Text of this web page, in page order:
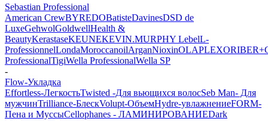
Sebastian Professional
American CrewBYREDOBatisteDavinesDSD de
LuxeGehwolGoldwellHealth &
BeautyKerastaseKEUNEKEVIN.MURPHY LebelL-
ProfessionnelLondaMoroccanoilArganNiохinOLAPLEXORIBE
ProfessionalTigiWella ProfessionalWella SP
-
Flow-Укладка
Effortless-ЛегкостьTwisted -Для вьющихся волосSeb Man- Для
мужчинTrilliance-БлескVolupt-ОбъемHydre-увлажнениеFORM-
Пена и МуссыCellophanes - ЛАМИНИРОВАНИЕDark